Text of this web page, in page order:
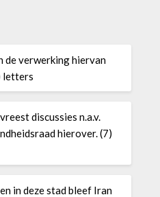
verwerking hiervan
letters
discussies n.a.v.
hierover. (7)
in deze stad bleef Iran